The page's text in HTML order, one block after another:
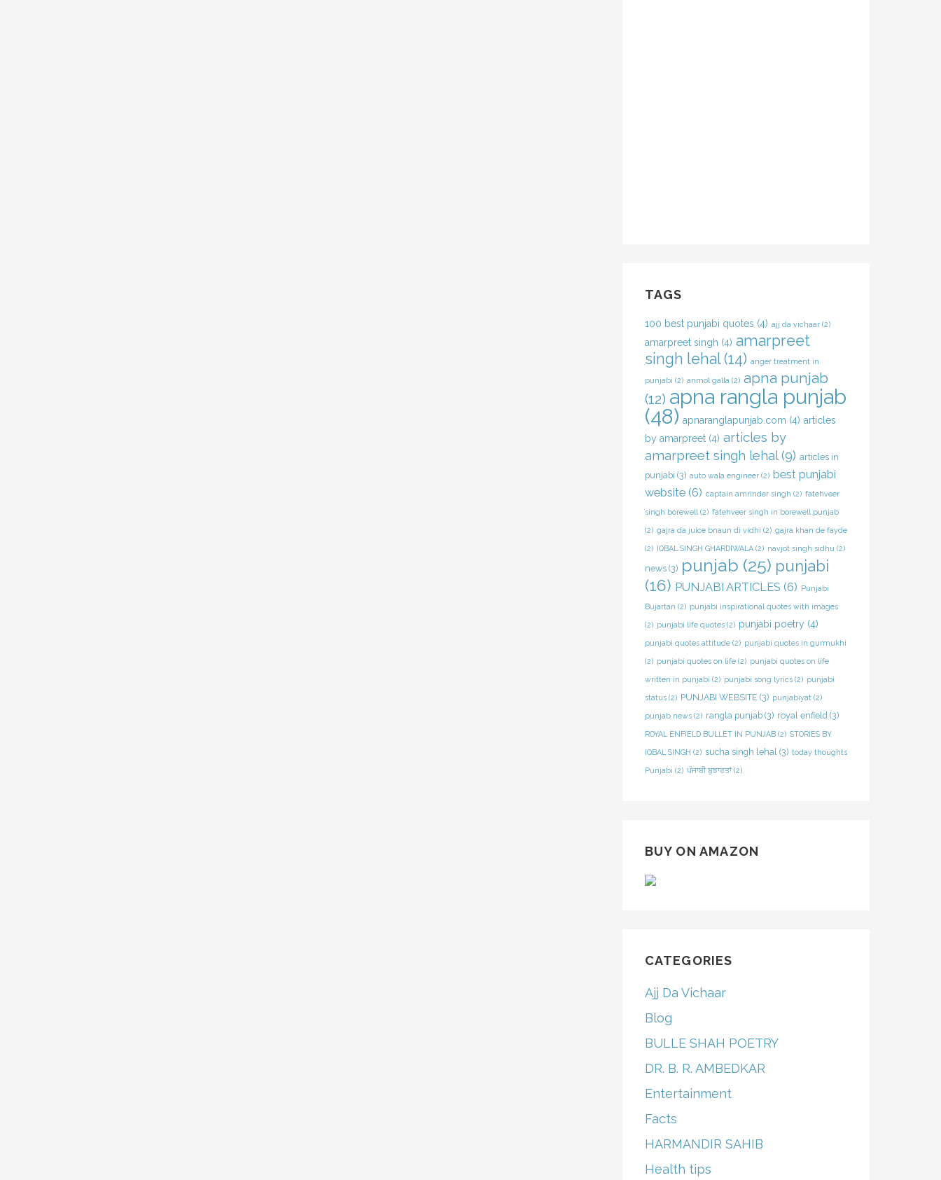
TAGS
100 best punjabi quotes (4) ajj da vichaar(2)
amarpreet singh (4) amarpreet
singh lehal(14) anger treatment in
punjabi (2) anmol galla (2) apna punjab
(12) apna rangla punjab
(48) apnaranglapunjab.com (4) articles
by amarpreet(4) articles by
amarpreet singh lehal(9) articles in
punjabi (3) auto wala engineer(2) best punjabi
website(6) captain amrinder singh (2) fatehveer
singh borewell (2) fatehveer singh in borewell punjab
(2) gajra da juice bnaun di vidhi (2) gajra khan de fayde
(2) IQBAL SINGH GHARDIWALA(2) navjot singh sidhu (2)
news(3) punjab (25) punjabi
(16) PUNJABI ARTICLES (6) Punjabi
Bujartan (2) punjabi inspirational quotes with images
(2) punjabi life quotes(2) punjabi poetry(4)
punjabi quotes attitude(2) punjabi quotes in gurmukhi
(2) punjabi quotes on life(2) punjabi quotes on life
written in punjabi (2) punjabi song lyrics(2) punjabi
status(2) PUNJABI WEBSITE (3) punjabiyat (2)
punjab news(2) rangla punjab(3) royal enfield (3)
ROYAL ENFIELD BULLET IN PUNJAB(2) STORIES BY
IQBAL SINGH (2) sucha singh lehal (3) today thoughts
Punjabi (2) ਪੰਜਾਬੀ ਬੁਝਾਰਤਾਂ(2)
BUY ON AMAZON
CATEGORIES
Ajj Da Vichaar
Blog
BULLE SHAH POETRY
DR. B. R. AMBEDKAR
Entertainment
Facts
HARMANDIR SAHIB
Health tips